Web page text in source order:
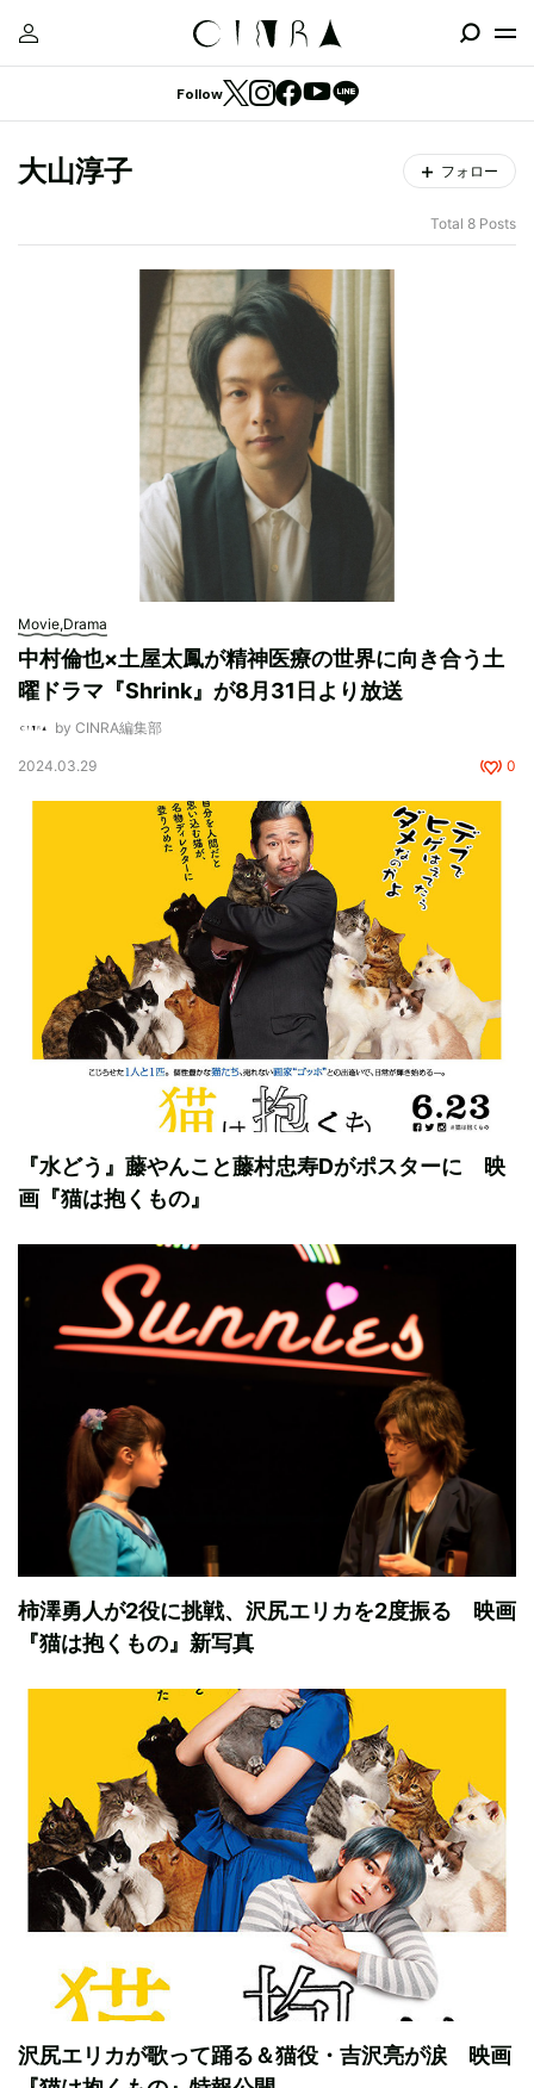
Follow
大山淳子 フォロー
Total 8 Posts
Movie,Drama
中村倫也×土屋太鳳が精神医療の世界に向き合う土
曜ドラマ『Shrink』が8月31日より放送
by CINRA編集部
2024.03.29 0
『水どう』藤やんこと藤村忠寿Dがポスターに 映
画『猫は抱くもの』
柿澤勇人が2役に挑戦、沢尻エリカを2度振る 映画
『猫は抱くもの』新写真
沢尻エリカが歌って踊る＆猫役・吉沢亮が涙 映画